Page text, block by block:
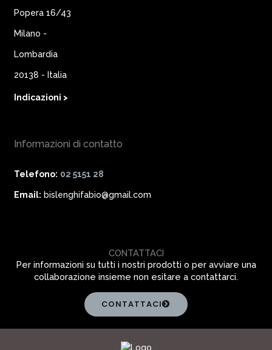
Popera 16/43
Milano -
Lombardia
20138 - Italia
Indicazioni >
Informazioni di contatto
Telefono: 02 5151 28
Email: bislenghifabio@gmail.com
CONTATTACI
Per informazioni su tutti i nostri prodotti o per avviare una
collaborazione insieme non esitare a contattarci.
CONTATTACI